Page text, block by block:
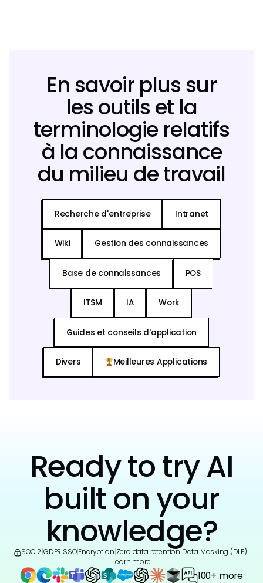
En savoir plus sur
les outils et la
terminologie relatifs
à la connaissance
du milieu de travail
Recherche d'entreprise Intranet
Wiki Gestion des connaissances
Base de connaissances POS
ITSM IA Work
Guides et conseils d'application
Divers Meilleures Applications
Ready to try AI
built on your
knowledge?
SOC 2 GDPR SSO|Encryption Zero data retention Data Masking (DLP)
Learn more
100+ more